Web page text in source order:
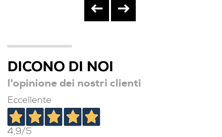
DICONO DI NOI
l'opinione dei nostri clienti
Eccellente
4,9/5